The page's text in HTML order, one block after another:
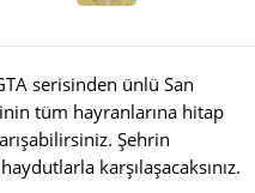
serisinden ünlü San
tüm hayranlarına hitap
Şehrin
karşılaşacaksınız.